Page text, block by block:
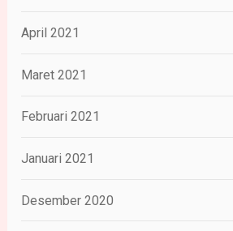
April 2021
Maret 2021
Februari 2021
Januari 2021
Desember 2020